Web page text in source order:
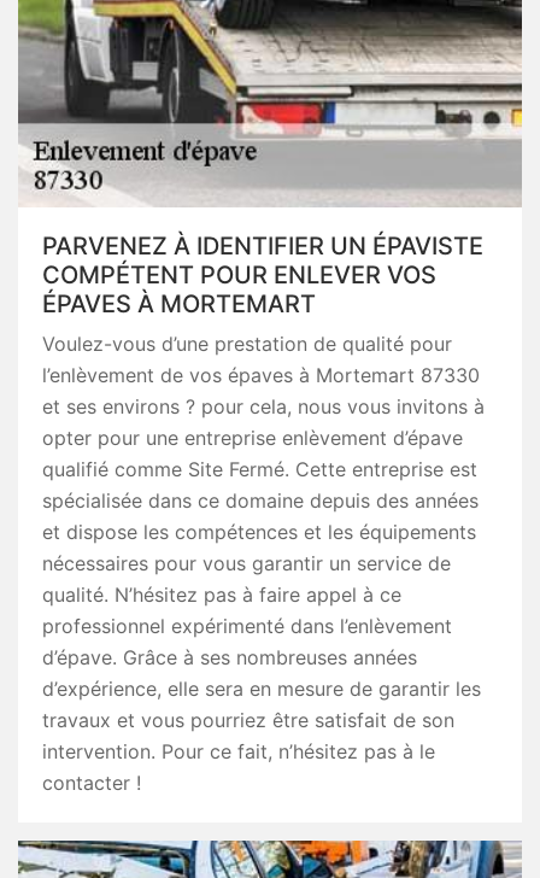
PARVENEZ À IDENTIFIER UN ÉPAVISTE
COMPÉTENT POUR ENLEVER VOS
ÉPAVES À MORTEMART
Voulez-vous d’une prestation de qualité pour
l’enlèvement de vos épaves à Mortemart 87330
et ses environs ? pour cela, nous vous invitons à
opter pour une entreprise enlèvement d’épave
qualifié comme Site Fermé. Cette entreprise est
spécialisée dans ce domaine depuis des années
et dispose les compétences et les équipements
nécessaires pour vous garantir un service de
qualité. N’hésitez pas à faire appel à ce
professionnel expérimenté dans l’enlèvement
d’épave. Grâce à ses nombreuses années
d’expérience, elle sera en mesure de garantir les
travaux et vous pourriez être satisfait de son
intervention. Pour ce fait, n’hésitez pas à le
contacter !